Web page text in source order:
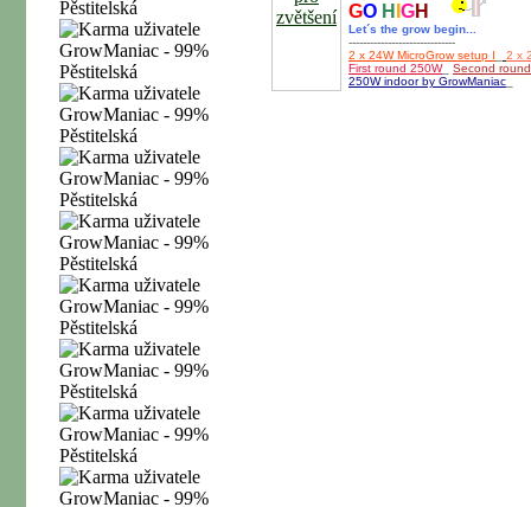
GO H GH
Let´s the grow begin...
------------------------------
2 x 24W MicroGrow setup I
2 x
First round 250W_ Second
250W indoor by GrowManiac